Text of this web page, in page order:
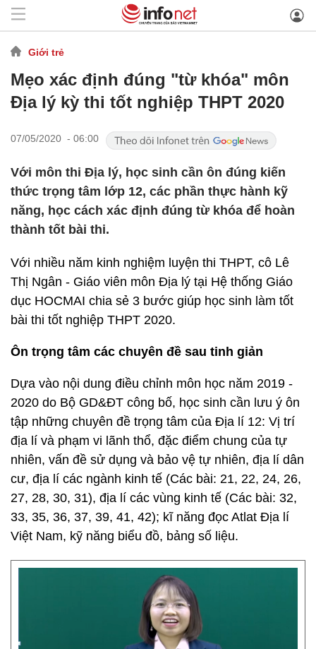
Giới trẻ
Mẹo xác định đúng "từ khóa" môn
Địa lý kỳ thi tốt nghiệp THPT 2020
07/05/2020 - 06:00
Với môn thi Địa lý, học sinh cần ôn đúng kiến
thức trọng tâm lớp 12, các phần thực hành kỹ
năng, học cách xác định đúng từ khóa để hoàn
thành tốt bài thi.
Với nhiều năm kinh nghiệm luyện thi THPT, cô Lê
Thị Ngân - Giáo viên môn Địa lý tại Hệ thống Giáo
dục HOCMAI chia sẻ 3 bước giúp học sinh làm tốt
bài thi tốt nghiệp THPT 2020.
Ôn trọng tâm các chuyên đề sau tinh giản
Dựa vào nội dung điều chỉnh môn học năm 2019 -
2020 do Bộ GD&ĐT công bố, học sinh cần lưu ý ôn
tập những chuyên đề trọng tâm của Địa lí 12: Vị trí
địa lí và phạm vi lãnh thổ, đặc điểm chung của tự
nhiên, vấn đề sử dụng và bảo vệ tự nhiên, địa lí dân
cư, địa lí các ngành kinh tế (Các bài: 21, 22, 24, 26,
27, 28, 30, 31), địa lí các vùng kinh tế (Các bài: 32,
33, 35, 36, 37, 39, 41, 42); kĩ năng đọc Atlat Địa lí
Việt Nam, kỹ năng biểu đồ, bảng số liệu.